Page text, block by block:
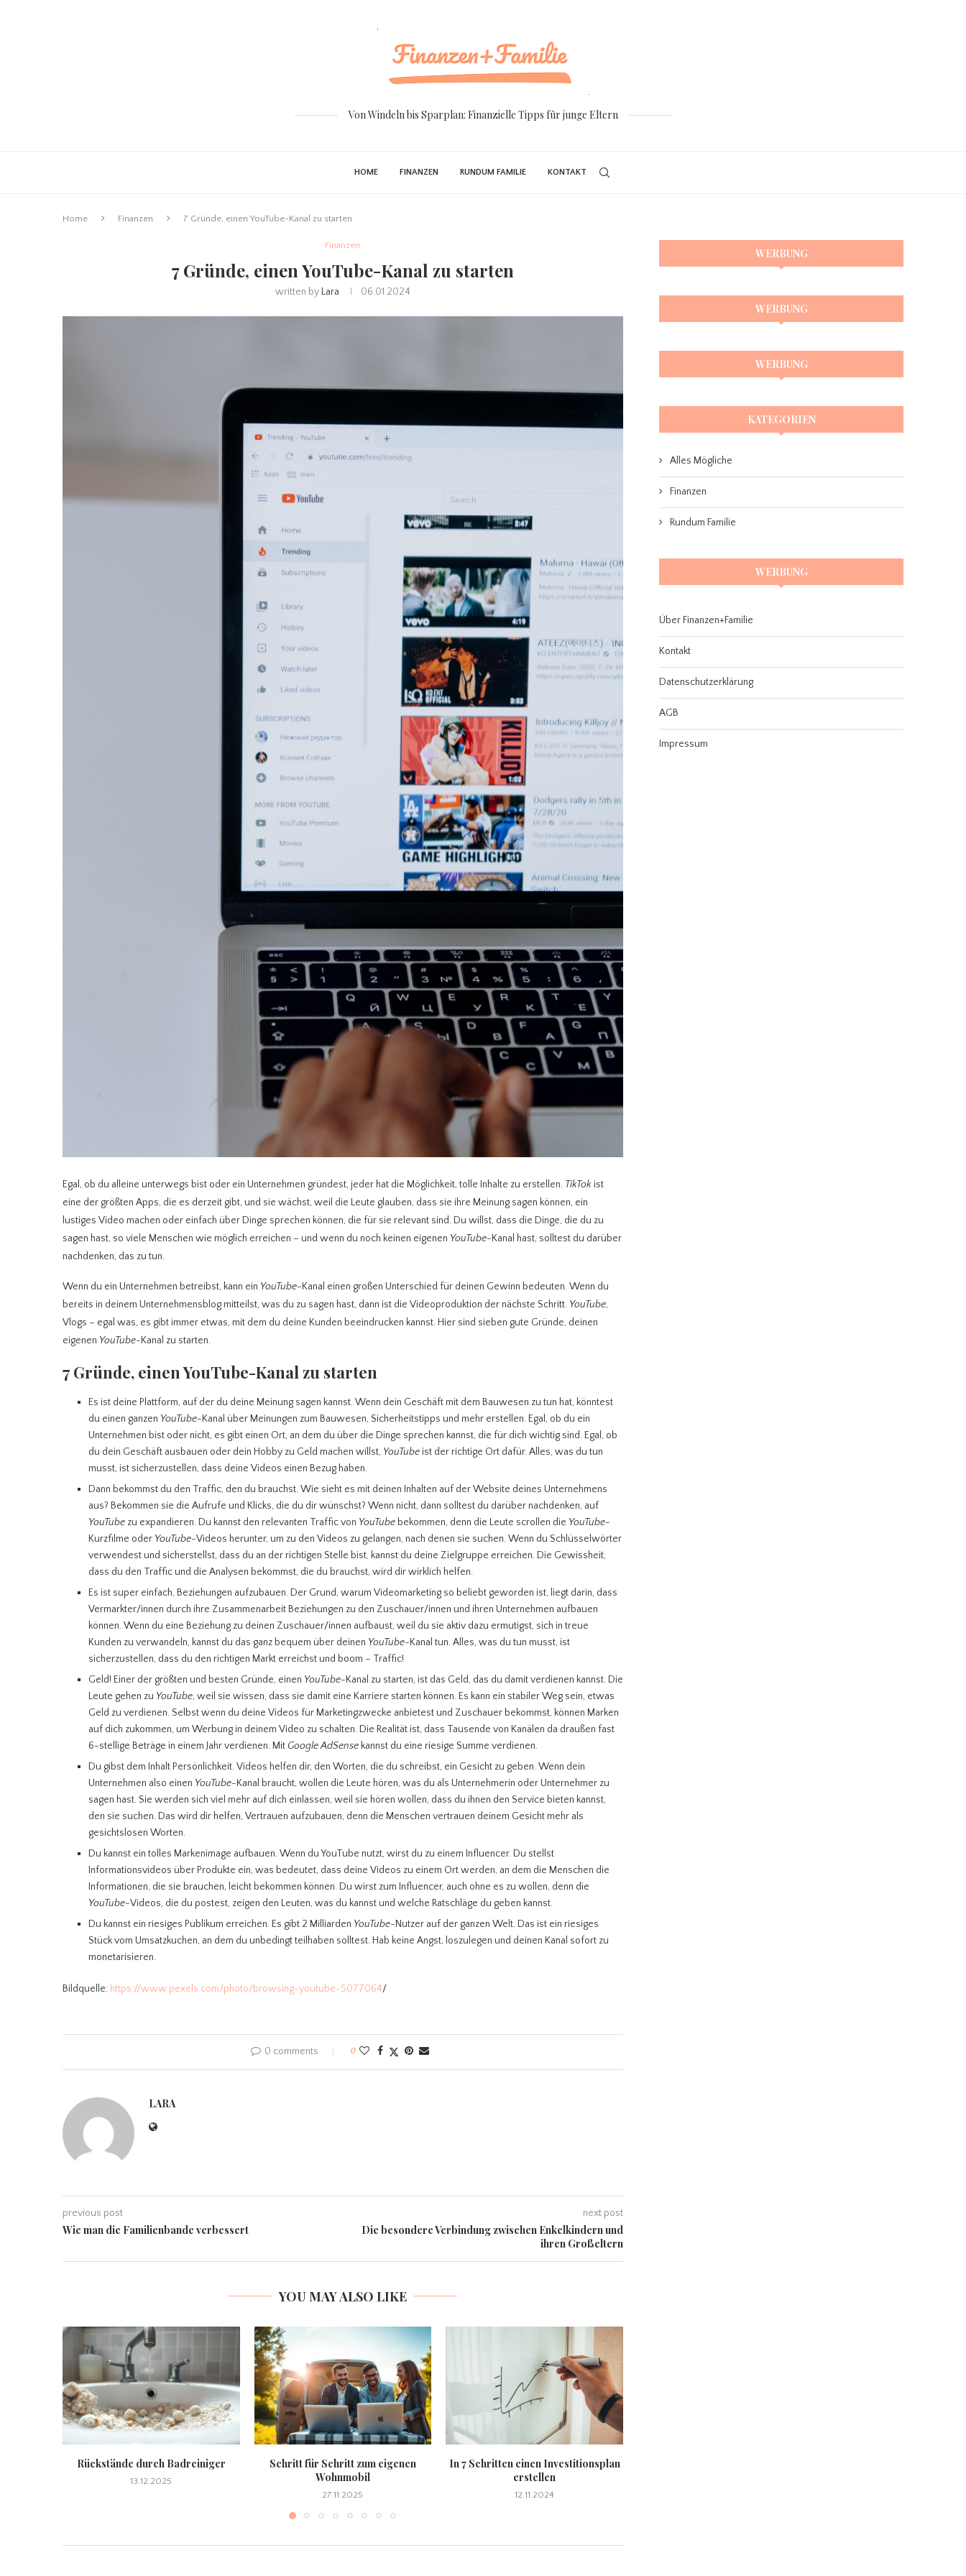
Von Windeln bis Sparplan: Finanzielle Tipps für junge Eltern
HOME FINANZEN RUNDUM FAMILIE KONTAKT
Home Finanzen 7 Gründe, einen YouTube-Kanal zu starten
Finanzen
7 Gründe, einen YouTube-Kanal zu starten
written by Lara 06.01.2024
Egal, ob du alleine unterwegs bist oder ein Unternehmen gründest, jeder hat die Möglichkeit, tolle Inhalte zu erstellen. TikTok ist
eine der größten Apps, die es derzeit gibt, und sie wächst, weil die Leute glauben, dass sie ihre Meinung sagen können, ein
lustiges Video machen oder einfach über Dinge sprechen können, die für sie relevant sind. Du willst, dass die Dinge, die du zu
sagen hast, so viele Menschen wie möglich erreichen – und wenn du noch keinen eigenen YouTube-Kanal hast, solltest du darüber
nachdenken, das zu tun.
Wenn du ein Unternehmen betreibst, kann ein YouTube-Kanal einen großen Unterschied für deinen Gewinn bedeuten. Wenn du
bereits in deinem Unternehmensblog mitteilst, was du zu sagen hast, dann ist die Videoproduktion der nächste Schritt. YouTube,
Vlogs – egal was, es gibt immer etwas, mit dem du deine Kunden beeindrucken kannst. Hier sind sieben gute Gründe, deinen
eigenen YouTube-Kanal zu starten.
7 Gründe, einen YouTube-Kanal zu starten
Es ist deine Plattform, auf der du deine Meinung sagen kannst. Wenn dein Geschäft mit dem Bauwesen zu tun hat, könntest
du einen ganzen YouTube-Kanal über Meinungen zum Bauwesen, Sicherheitstipps und mehr erstellen. Egal, ob du ein
Unternehmen bist oder nicht, es gibt einen Ort, an dem du über die Dinge sprechen kannst, die für dich wichtig sind. Egal, ob
du dein Geschäft ausbauen oder dein Hobby zu Geld machen willst, YouTube ist der richtige Ort dafür. Alles, was du tun
musst, ist sicherzustellen, dass deine Videos einen Bezug haben.
Dann bekommst du den Traffic, den du brauchst. Wie sieht es mit deinen Inhalten auf der Website deines Unternehmens
aus? Bekommen sie die Aufrufe und Klicks, die du dir wünschst? Wenn nicht, dann solltest du darüber nachdenken, auf
YouTube zu expandieren. Du kannst den relevanten Traffic von YouTube bekommen, denn die Leute scrollen die YouTube-
Kurzfilme oder YouTube-Videos herunter, um zu den Videos zu gelangen, nach denen sie suchen. Wenn du Schlüsselwörter
verwendest und sicherstellst, dass du an der richtigen Stelle bist, kannst du deine Zielgruppe erreichen. Die Gewissheit,
dass du den Traffic und die Analysen bekommst, die du brauchst, wird dir wirklich helfen.
Es ist super einfach, Beziehungen aufzubauen. Der Grund, warum Videomarketing so beliebt geworden ist, liegt darin, dass
Vermarkter/innen durch ihre Zusammenarbeit Beziehungen zu den Zuschauer/innen und ihren Unternehmen aufbauen
können. Wenn du eine Beziehung zu deinen Zuschauer/innen aufbaust, weil du sie aktiv dazu ermutigst, sich in treue
Kunden zu verwandeln, kannst du das ganz bequem über deinen YouTube-Kanal tun. Alles, was du tun musst, ist
sicherzustellen, dass du den richtigen Markt erreichst und boom – Traffic!
Geld! Einer der größten und besten Gründe, einen YouTube-Kanal zu starten, ist das Geld, das du damit verdienen kannst. Die
Leute gehen zu YouTube, weil sie wissen, dass sie damit eine Karriere starten können. Es kann ein stabiler Weg sein, etwas
Geld zu verdienen. Selbst wenn du deine Videos für Marketingzwecke anbietest und Zuschauer bekommst, können Marken
auf dich zukommen, um Werbung in deinem Video zu schalten. Die Realität ist, dass Tausende von Kanälen da draußen fast
6-stellige Beträge in einem Jahr verdienen. Mit Google AdSense kannst du eine riesige Summe verdienen.
Du gibst dem Inhalt Persönlichkeit. Videos helfen dir, den Worten, die du schreibst, ein Gesicht zu geben. Wenn dein
Unternehmen also einen YouTube-Kanal braucht, wollen die Leute hören, was du als Unternehmerin oder Unternehmer zu
sagen hast. Sie werden sich viel mehr auf dich einlassen, weil sie hören wollen, dass du ihnen den Service bieten kannst,
den sie suchen. Das wird dir helfen, Vertrauen aufzubauen, denn die Menschen vertrauen deinem Gesicht mehr als
gesichtslosen Worten.
Du kannst ein tolles Markenimage aufbauen. Wenn du YouTube nutzt, wirst du zu einem Influencer. Du stellst
Informationsvideos über Produkte ein, was bedeutet, dass deine Videos zu einem Ort werden, an dem die Menschen die
Informationen, die sie brauchen, leicht bekommen können. Du wirst zum Influencer, auch ohne es zu wollen, denn die
YouTube-Videos, die du postest, zeigen den Leuten, was du kannst und welche Ratschläge du geben kannst.
Du kannst ein riesiges Publikum erreichen. Es gibt 2 Milliarden YouTube-Nutzer auf der ganzen Welt. Das ist ein riesiges
Stück vom Umsatzkuchen, an dem du unbedingt teilhaben solltest. Hab keine Angst, loszulegen und deinen Kanal sofort zu
monetarisieren.
Bildquelle: https://www.pexels.com/photo/browsing-youtube-5077064/
0 comments 0
LARA
previous post
Wie man die Familienbande verbessert
next post
Die besondere Verbindung zwischen Enkelkindern und
ihren Großeltern
YOU MAY ALSO LIKE
Rückstände durch Badreiniger
13.12.2025
Schritt für Schritt zum eigenen
Wohnmobil
27.11.2025
In 7 Schritten einen Investitionsplan
erstellen
12.11.2024
WERBUNG
WERBUNG
WERBUNG
KATEGORIEN
Alles Mögliche
Finanzen
Rundum Familie
WERBUNG
Über Finanzen+Familie
Kontakt
Datenschutzerklärung
AGB
Impressum